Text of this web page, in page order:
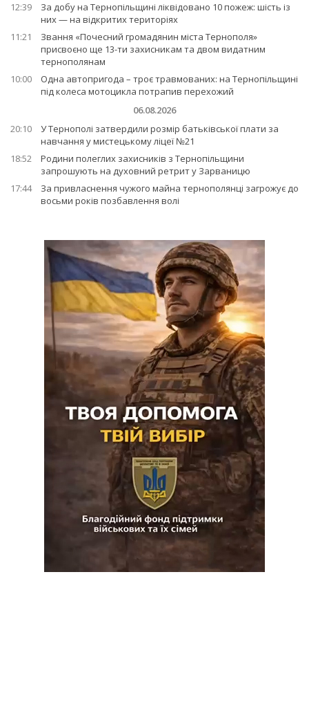
12:39
За добу на Тернопільщині ліквідовано 10 пожеж: шість із
них — на відкритих територіях
11:21
Звання «Почесний громадянин міста Тернополя»
присвоєно ще 13-ти захисникам та двом видатним
тернополянам
10:00
Одна автопригода – троє травмованих: на Тернопільщині
під колеса мотоцикла потрапив перехожий
06.08.2026
20:10
У Тернополі затвердили розмір батьківської плати за
навчання у мистецькому ліцеї №21
18:52
Родини полеглих захисників з Тернопільщини
запрошують на духовний ретрит у Зарваницю
17:44
За привласнення чужого майна тернополянці загрожує до
восьми років позбавлення волі